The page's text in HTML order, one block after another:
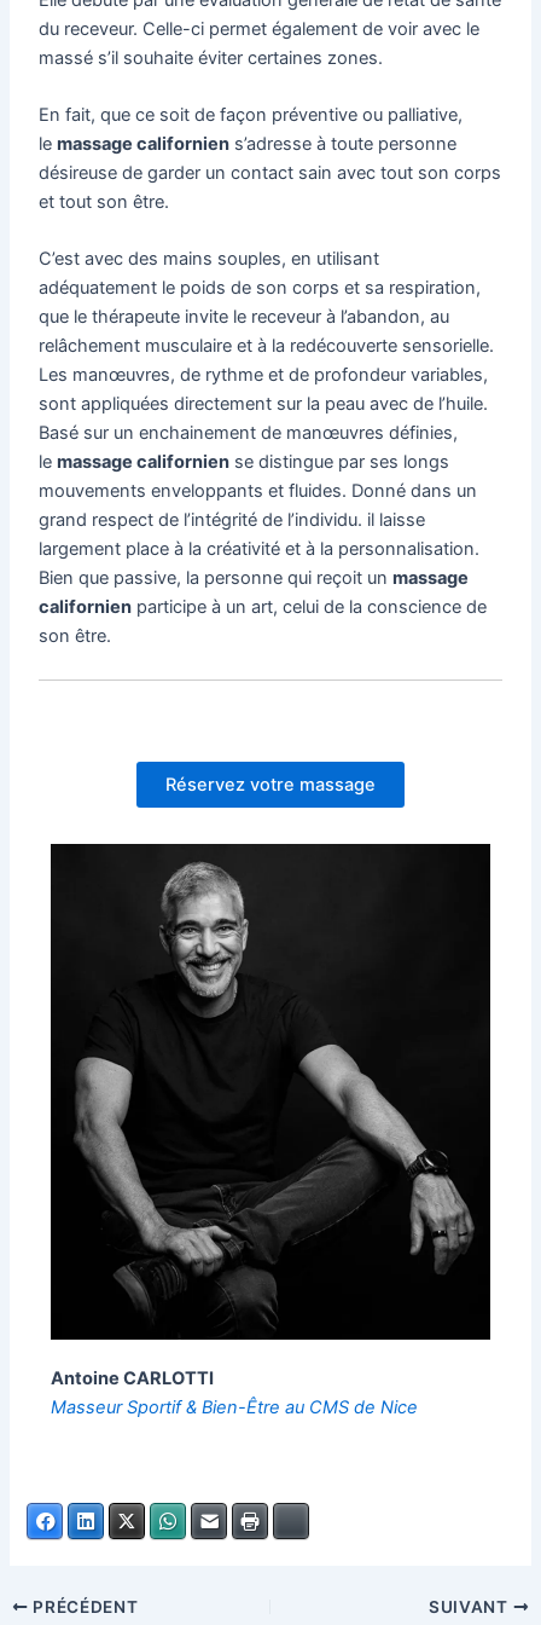
du receveur. Celle-ci permet également de voir avec le
massé s’il souhaite éviter certaines zones.
En fait, que ce soit de façon préventive ou palliative,
lemassage californien s’adresse à toute personne
désireuse de garder un contact sain avec tout son corps
et tout son être.
C’est avec des mains souples, en utilisant
adéquatement le poids de son corps et sa respiration,
que le thérapeute invite le receveur à l’abandon, au
relâchement musculaire et à la redécouverte sensorielle.
Les manœuvres, de rythme et de profondeur variables,
sont appliquées directement sur la peau avec de l’huile.
Basé sur un enchainement de manœuvres définies,
lemassage californien se distingue par ses longs
mouvements enveloppants et fluides. Donné dans un
grand respect de l’intégrité de l’individu. il laisse
largement place à la créativité et à la personnalisation.
Bien que passive, la personne qui reçoit unmassage
californien participe à un art, celui de la conscience de
son être.
Réservez votre massage
Antoine CARLOTTI
Masseur Sportif & Bien-Être au CMS de Nice
FacebookLinkedIn WhatsApp
E-mail
PRÉCÉDENT SUIVANT